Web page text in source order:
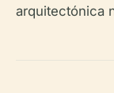
arquitectónica